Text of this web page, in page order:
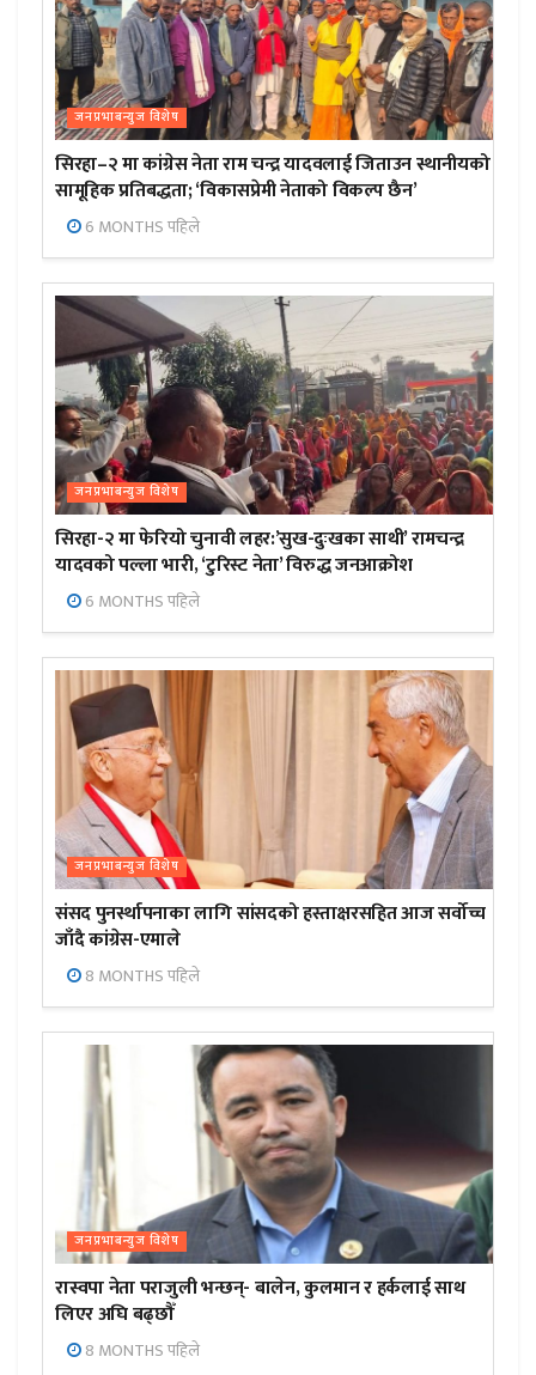
जनप्रभाबन्युज विशेष
सिरहा–२ मा कांग्रेस नेता राम चन्द्र यादवलाई जिताउन स्थानीयको
सामूहिक प्रतिबद्धता; ‘विकासप्रेमी नेताको विकल्प छैन’
6 MONTHS पहिले
जनप्रभाबन्युज विशेष
सिरहा-२ मा फेरियो चुनावी लहर:’सुख-दुःखका साथी’ रामचन्द्र
यादवको पल्ला भारी, ‘टुरिस्ट नेता’ विरुद्ध जनआक्रोश
6 MONTHS पहिले
जनप्रभाबन्युज विशेष
संसद पुनर्स्थापनाका लागि सांसदको हस्ताक्षरसहित आज सर्वोच्च
जाँदै कांग्रेस-एमाले
8 MONTHS पहिले
जनप्रभाबन्युज विशेष
रास्वपा नेता पराजुली भन्छन्- बालेन, कुलमान र हर्कलाई साथ
लिएर अघि बढ्छौँ
8 MONTHS पहिले